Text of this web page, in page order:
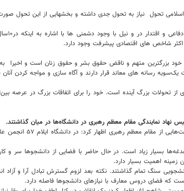
تحول نیاز به تحول جدی داشته و بخشهایی از این تحول
وی پس
شاخص های اقتصادی پیشرفت وجود دارد.
رسانه های معاند قرار دارند و آگاه سازی و مواجه کردن آنان
بزرگ آینده است. خود را برای اتفاقات بزرگ در عرصه
نهاد نمایندگی مقام معظم رهبری در دانشگاه‌ها در میان گذاشتند.
بسیار زیاد است. در حال حاضر با فضایی از دانشجوها
زمینه اهمیت بسیار دارد.
سنگ تمام گذاشتند. نکته بعد لزوم گسترش تبادل آرا و
که فضای دروس معارف با نیازهای دانشجوها فاصله دارد.